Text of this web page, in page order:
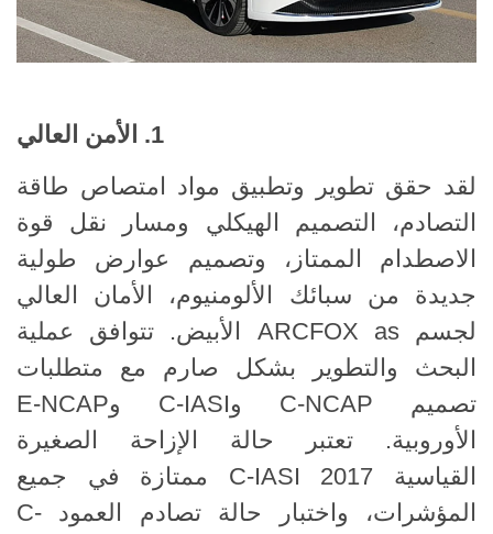
1. الأمن العالي
لقد حقق تطوير وتطبيق مواد امتصاص طاقة
التصادم، التصميم الهيكلي ومسار نقل قوة
الاصطدام الممتاز، وتصميم عوارض طولية
جديدة من سبائك الألومنيوم، الأمان العالي
لجسم ARCFOX as الأبيض. تتوافق عملية
البحث والتطوير بشكل صارم مع متطلبات
تصميم C-NCAP وC-IASI وE-NCAP
الأوروبية. تعتبر حالة الإزاحة الصغيرة
القياسية C-IASI 2017 ممتازة في جميع
المؤشرات، واختبار حالة تصادم العمود C-